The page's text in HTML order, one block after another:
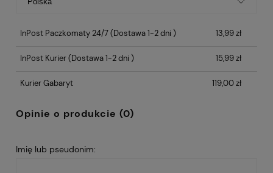
InPost Paczkomaty 24/7(Dostawa 1-2 dni ) 13,99 zł
InPost Kurier(Dostawa 1-2 dni ) 15,99 zł
Kurier Gabaryt 119,00 zł
Opinie o produkcie (0)
Imię lub pseudonim: